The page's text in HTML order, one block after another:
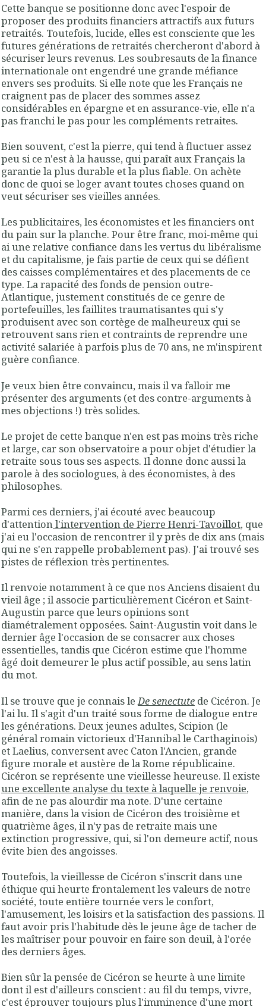
Cette banque se positionne donc avec l'espoir de
proposer des produits financiers attractifs aux futurs
retraités. Toutefois, lucide, elles est consciente que les
futures générations de retraités chercheront d'abord à
sécuriser leurs revenus. Les soubresauts de la finance
internationale ont engendré une grande méfiance
envers ses produits. Si elle note que les Français ne
craignent pas de placer des sommes assez
considérables en épargne et en assurance-vie, elle n'a
pas franchi le pas pour les compléments retraites.
Bien souvent, c'est la pierre, qui tend à fluctuer assez
peu si ce n'est à la hausse, qui paraît aux Français la
garantie la plus durable et la plus fiable. On achète
donc de quoi se loger avant toutes choses quand on
veut sécuriser ses vieilles années.
Les publicitaires, les économistes et les financiers ont
du pain sur la planche. Pour être franc, moi-même qui
ai une relative confiance dans les vertus du libéralisme
et du capitalisme, je fais partie de ceux qui se défient
des caisses complémentaires et des placements de ce
type. La rapacité des fonds de pension outre-
Atlantique, justement constitués de ce genre de
portefeuilles, les faillites traumatisantes qui s'y
produisent avec son cortège de malheureux qui se
retrouvent sans rien et contraints de reprendre une
activité salariée à parfois plus de 70 ans, ne m'inspirent
guère confiance.
Je veux bien être convaincu, mais il va falloir me
présenter des arguments (et des contre-arguments à
mes objections !) très solides.
Le projet de cette banque n'en est pas moins très riche
et large, car son observatoire a pour objet d'étudier la
retraite sous tous ses aspects. Il donne donc aussi la
parole à des sociologues, à des économistes, à des
philosophes.
Parmi ces derniers, j'ai écouté avec beaucoup
d'attentionl'intervention de Pierre Henri-Tavoillot, que
j'ai eu l'occasion de rencontrer il y près de dix ans (mais
qui ne s'en rappelle probablement pas). J'ai trouvé ses
pistes de réflexion très pertinentes.
Il renvoie notamment à ce que nos Anciens disaient du
vieil âge ; il associe particulièrement Cicéron et Saint-
Augustin parce que leurs opinions sont
diamétralement opposées. Saint-Augustin voit dans le
dernier âge l'occasion de se consacrer aux choses
essentielles, tandis que Cicéron estime que l'homme
âgé doit demeurer le plus actif possible, au sens latin
du mot.
Il se trouve que je connais leDe senectute de Cicéron. Je
l'ai lu. Il s'agit d'un traité sous forme de dialogue entre
les générations. Deux jeunes adultes, Scipion (le
général romain victorieux d'Hannibal le Carthaginois)
et Laelius, conversent avec Caton l'Ancien, grande
figure morale et austère de la Rome républicaine.
Cicéron se représente une vieillesse heureuse. Il existe
une excellente analyse du texte à laquelle je renvoie,
afin de ne pas alourdir ma note. D'une certaine
manière, dans la vision de Cicéron des troisième et
quatrième âges, il n'y pas de retraite mais une
extinction progressive, qui, si l'on demeure actif, nous
évite bien des angoisses.
Toutefois, la vieillesse de Cicéron s'inscrit dans une
éthique qui heurte frontalement les valeurs de notre
société, toute entière tournée vers le confort,
l'amusement, les loisirs et la satisfaction des passions. Il
faut avoir pris l'habitude dès le jeune âge de tacher de
les maîtriser pour pouvoir en faire son deuil, à l'orée
des derniers âges.
Bien sûr la pensée de Cicéron se heurte à une limite
dont il est d'ailleurs conscient : au fil du temps, vivre,
c'est éprouver toujours plus l'imminence d'une mort